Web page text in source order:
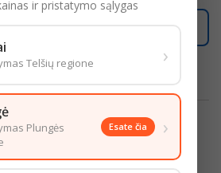
ir pristatymo sąlygas
Telšių regione ›
Plungės
Esate čia ›